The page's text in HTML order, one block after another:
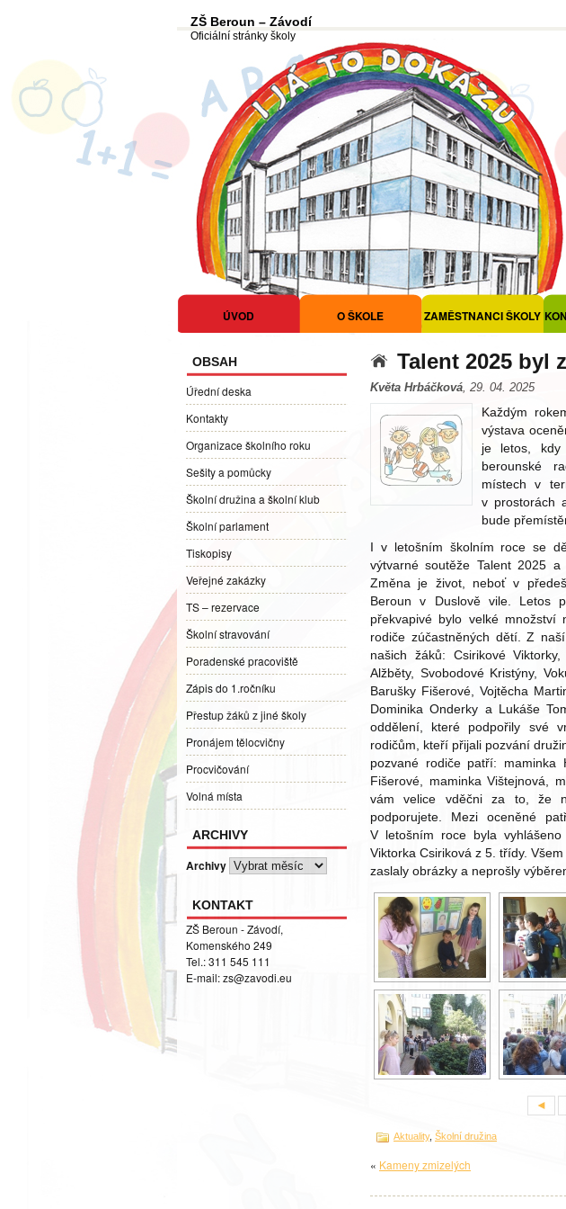
ZŠ Beroun – Závodí
Oficiální stránky školy
ÚVOD O ŠKOLE ZAMĚSTNANCI ŠKOLY
OBSAH
Úřední deska
Kontakty
Organizace školního roku
Sešity a pomůcky
Školní družina a školní klub
Školní parlament
Tiskopisy
Veřejné zakázky
TS – rezervace
Školní stravování
Poradenské pracoviště
Zápis do 1.ročníku
Přestup žáků z jiné školy
Pronájem tělocvičny
Procvičování
Volná místa
ARCHIVY
Archivy
KONTAKT
ZŠ Beroun - Závodí,
Komenského 249
Tel.: 311 545 111
E-mail:zs@zavodi.eu
Talent 2025 byl
Květa Hrbáčková, 29. 04. 2025
Každým
výstava
je letos, kdy
berounské
místech v
v prostorách
bude
I v letošním školním roce se
výtvarné soutěže Talent 2025
Změna je život, neboť v
Beroun v Duslově vile. Letos
překvapivé bylo velké
rodiče zúčastněných dětí. Z
našich žáků: Csirikové
Alžběty, Svobodové Kristýny,
Barušky Fišerové, Vojtěcha
Dominika Onderky a Lukáše
oddělení, které podpořily své
rodičům, kteří přijali pozvání
pozvané rodiče patří: maminka
Fišerové, maminka Vištejnová,
vám velice vděčni za to, že
podporujete. Mezi oceněné
V letošním roce byla
Viktorka Csiriková z 5. třídy.
zaslaly obrázky a neprošly
◄
Aktuality, Školní družina
« Kameny zmizelých